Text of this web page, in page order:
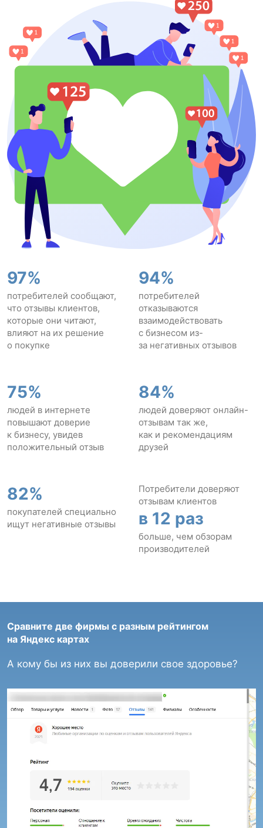
97%
потребителей сообщают,
что отзывы клиентов,
которые они читают,
влияют на их решение
о покупке
75%
людей в интернете
повышают доверие
к бизнесу, увидев
положительный отзыв
82%
покупателей специально
ищут негативные отзывы
94%
потребителей
отказываются
взаимодействовать
с бизнесом из-
за негативных отзывов
84%
людей доверяют онлайн-
отзывам так же,
как и рекомендациям
друзей
Потребители доверяют
отзывам клиентов
в 12 раз
больше, чем обзорам
производителей
Сравните две фирмы с разным рейтингом
на Яндекс картах
А кому бы из них вы доверили свое здоровье?